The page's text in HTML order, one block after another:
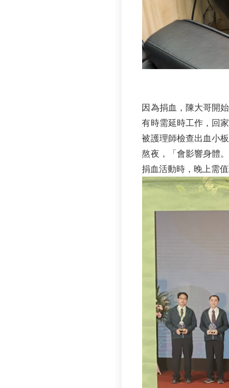
因為捐血，陳大哥開
有時需延時工作，回
被護理師檢查出血小
熬夜，「會影響身體
捐血活動時，晚上需